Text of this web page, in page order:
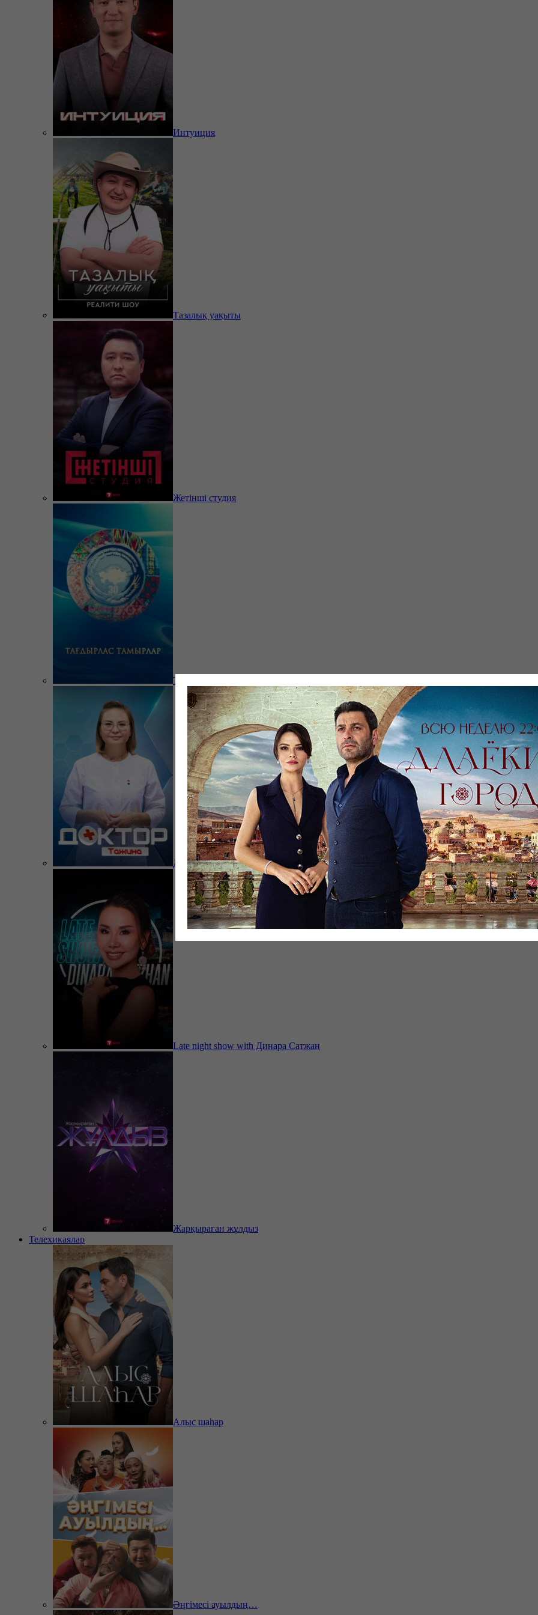
Интуиция
Тазалық уақыты
Жетінші студия
Тағдырлас тамырлар
Доктор Тажина
Late night show with Динара Сатжан
Жарқыраған жұлдыз
Телехикаялар
Алыс шаһар
Әңгімесі ауылдың…